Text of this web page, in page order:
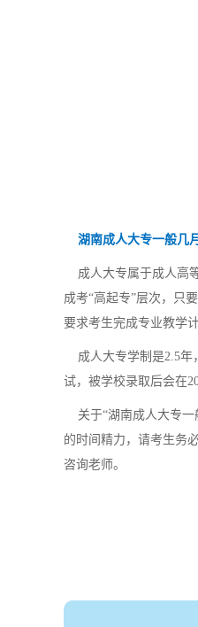
湖南成人大专一般几
成人大专属于成人高
成考“高起专”层次，只
要求考生完成专业教学
成人大专学制是2.5年
试，被学校录取后会在
关于“湖南成人大专一
的时间精力，请考生务
咨询老师。